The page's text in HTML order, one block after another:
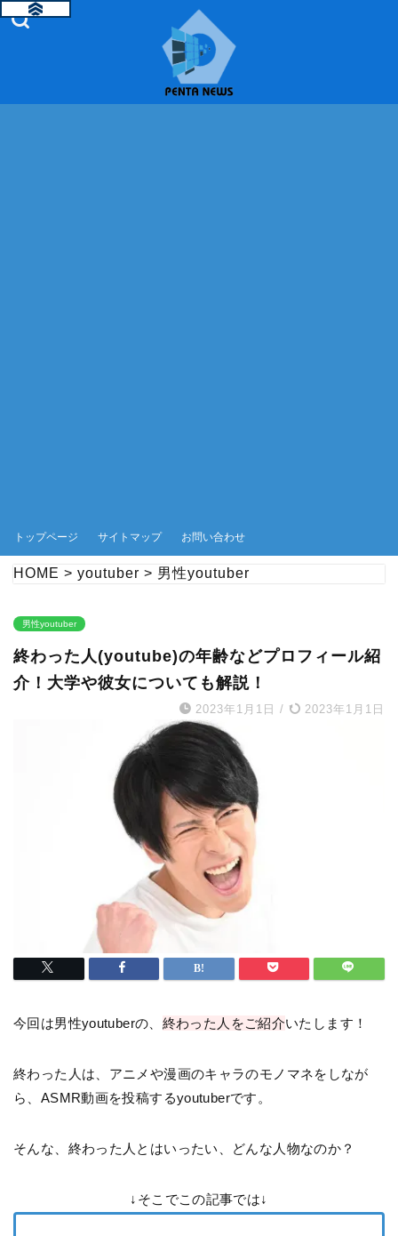
トップページ サイトマップ お問い合わせ
HOME > youtuber > 男性youtuber
男性youtuber
終わった人(youtube)の年齢などプロフィール紹
介！大学や彼女についても解説！
2023年1月1日 / 2023年1月1日
今回は男性youtuberの、 終わった人をご紹介いたします！
終わった人は、アニメや漫画のキャラのモノマネをしなが
ら、ASMR動画を投稿するyoutuberです。
そんな、終わった人とはいったい、どんな人物なのか？
↓そこでこの記事では↓